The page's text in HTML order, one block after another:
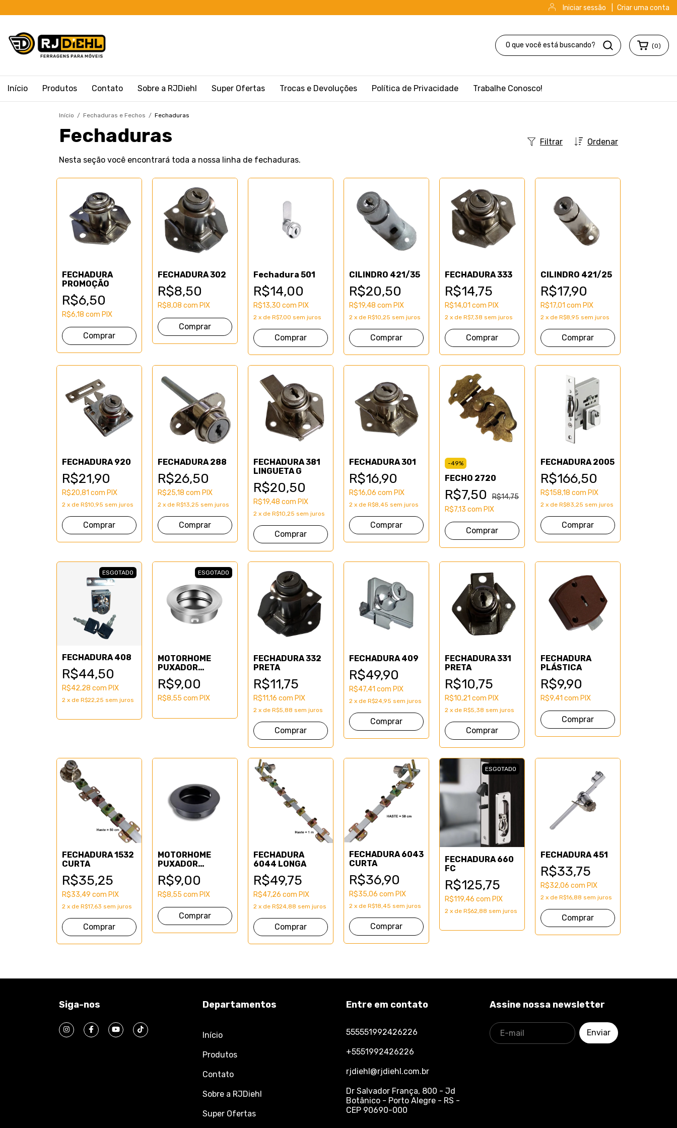
Iniciar sessão Criar uma conta
(0)
Início Produtos Contato Sobre a RJDiehl Super Ofertas Trocas e Devoluções Política de Privacidade Trabalhe Conosco!
Início / Fechaduras e Fechos / Fechaduras
Fechaduras Ordenar
Filtrar
Nesta seção você encontrará toda a nossa linha de fechaduras.
FECHADURA
PROMOÇÃO
R$6,50
R$6,18 com PIX
FECHADURA 302
R$8,50
R$8,08 com PIX
Fechadura 501
R$14,00
R$13,30 com PIX
2 x de R$7,00 sem juros
CILINDRO 421/35
R$20,50
R$19,48 com PIX
2 x de R$10,25 sem juros
FECHADURA 333
R$14,75
R$14,01 com PIX
2 x de R$7,38 sem juros
CILINDRO 421/25
R$17,90
R$17,01 com PIX
2 x de R$8,95 sem juros
FECHADURA 920
R$21,90
R$20,81 com PIX
2 x de R$10,95 sem juros
FECHADURA 288
R$26,50
R$25,18 com PIX
2 x de R$13,25 sem juros
FECHADURA 381
LINGUETA G
R$20,50
R$19,48 com PIX
2 x de R$10,25 sem juros
FECHADURA 301
R$16,90
R$16,06 com PIX
2 x de R$8,45 sem juros
-49%
FECHO 2720
R$7,50
R$14,75
R$7,13 com PIX
FECHADURA 2005
R$166,50
R$158,18 com PIX
2 x de R$83,25 sem juros
Comprar
ESGOTADO
FECHADURA 408
R$44,50
R$42,28 com PIX
2 x de R$22,25 sem juros
ESGOTADO
MOTORHOME
PUXADOR
EMBUTIDO
CROMADO
R$9,00
R$8,55 com PIX
FECHADURA 332
PRETA
R$11,75
R$11,16 com PIX
2 x de R$5,88 sem juros
FECHADURA 409
R$49,90
R$47,41 com PIX
2 x de R$24,95 sem juros
FECHADURA 331
PRETA
R$10,75
R$10,21 com PIX
2 x de R$5,38 sem juros
FECHADURA
PLÁSTICA
R$9,90
R$9,41 com PIX
FECHADURA 1532
CURTA
R$35,25
R$33,49 com PIX
2 x de R$17,63 sem juros
MOTORHOME
PUXADOR
EMBUTIDO PRETO
R$9,00
R$8,55 com PIX
FECHADURA
6044 LONGA
R$49,75
R$47,26 com PIX
2 x de R$24,88 sem juros
FECHADURA 6043
CURTA
R$36,90
R$35,06 com PIX
2 x de R$18,45 sem juros
ESGOTADO
FECHADURA 660
FC
R$125,75
R$119,46 com PIX
2 x de R$62,88 sem juros
FECHADURA 451
R$33,75
R$32,06 com PIX
2 x de R$16,88 sem juros
Siga-nos Departamentos
Início
Produtos
Contato
Sobre a RJDiehl
Super Ofertas
Entre em contato
555551992426226
+5551992426226
rjdiehl@rjdiehl.com.br
Dr Salvador França, 800 - Jd
Botânico - Porto Alegre - RS -
CEP 90690-000
Assine nossa newsletter